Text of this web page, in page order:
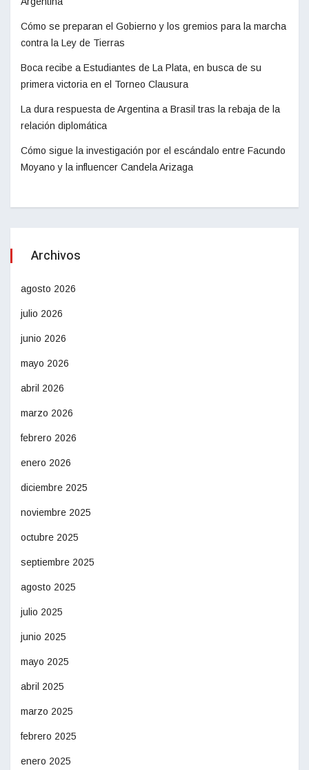
Cómo se preparan el Gobierno y los gremios para la marcha
contra la Ley de Tierras
Boca recibe a Estudiantes de La Plata, en busca de su
primera victoria en el Torneo Clausura
La dura respuesta de Argentina a Brasil tras la rebaja de la
relación diplomática
Cómo sigue la investigación por el escándalo entre Facundo
Moyano y la influencer Candela Arizaga
Archivos
agosto 2026
julio 2026
junio 2026
mayo 2026
abril 2026
marzo 2026
febrero 2026
enero 2026
diciembre 2025
noviembre 2025
octubre 2025
septiembre 2025
agosto 2025
julio 2025
junio 2025
mayo 2025
abril 2025
marzo 2025
febrero 2025
enero 2025